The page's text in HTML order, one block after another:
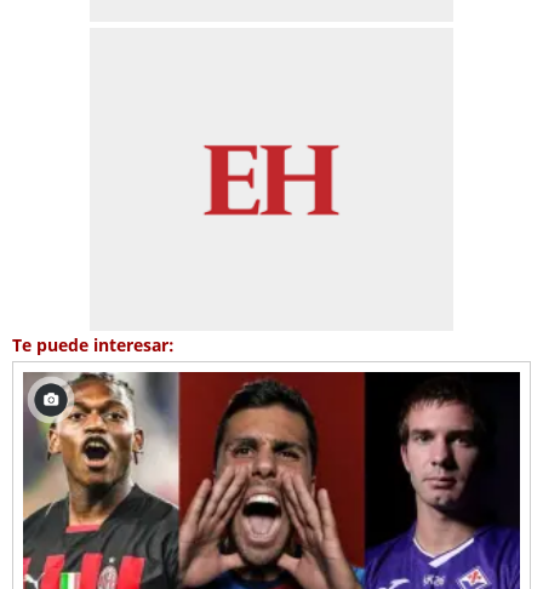
Te puede interesar: